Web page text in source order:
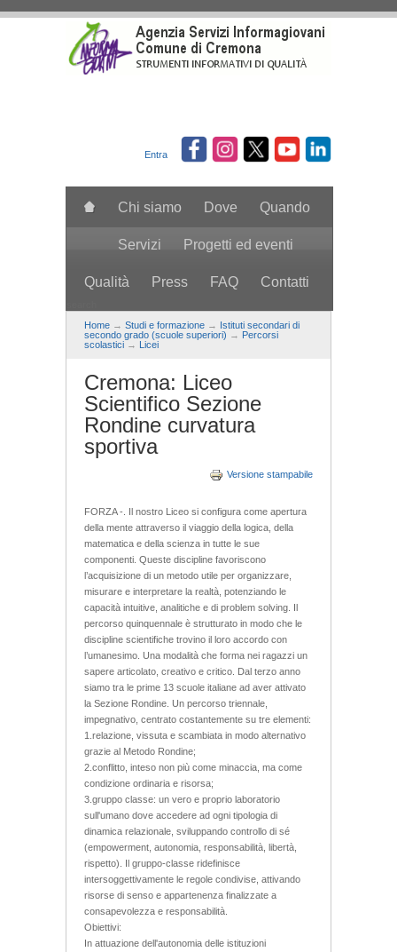
Entra
Chi siamo Dove Quando
Servizi Progetti ed eventi
Qualità Press FAQ Contatti
Home → Studi e formazione → Istituti secondari di
secondo grado (scuole superiori) → Percorsi
scolastici → Licei
Cremona: Liceo
Scientifico Sezione
Rondine curvatura
sportiva
Versione stampabile
FORZA -. Il nostro Liceo si configura come apertura
della mente attraverso il viaggio della logica, della
matematica e della scienza in tutte le sue
componenti. Queste discipline favoriscono
l’acquisizione di un metodo utile per organizzare,
misurare e interpretare la realtà, potenziando le
capacità intuitive, analitiche e di problem solving. Il
percorso quinquennale è strutturato in modo che le
discipline scientifiche trovino il loro accordo con
l’umanesimo. Una modalità che forma nei ragazzi un
sapere articolato, creativo e critico. Dal terzo anno
siamo tra le prime 13 scuole italiane ad aver attivato
la Sezione Rondine. Un percorso triennale,
impegnativo, centrato costantemente su tre elementi:
1.relazione, vissuta e scambiata in modo alternativo
grazie al Metodo Rondine;
2.conflitto, inteso non più come minaccia, ma come
condizione ordinaria e risorsa;
3.gruppo classe: un vero e proprio laboratorio
sull'umano dove accedere ad ogni tipologia di
dinamica relazionale, sviluppando controllo di sé
(empowerment, autonomia, responsabilità, libertà,
rispetto). Il gruppo-classe ridefinisce
intersoggettivamente le regole condivise, attivando
risorse di senso e appartenenza finalizzate a
consapevolezza e responsabilità.
Obiettivi:
In attuazione dell'autonomia delle istituzioni